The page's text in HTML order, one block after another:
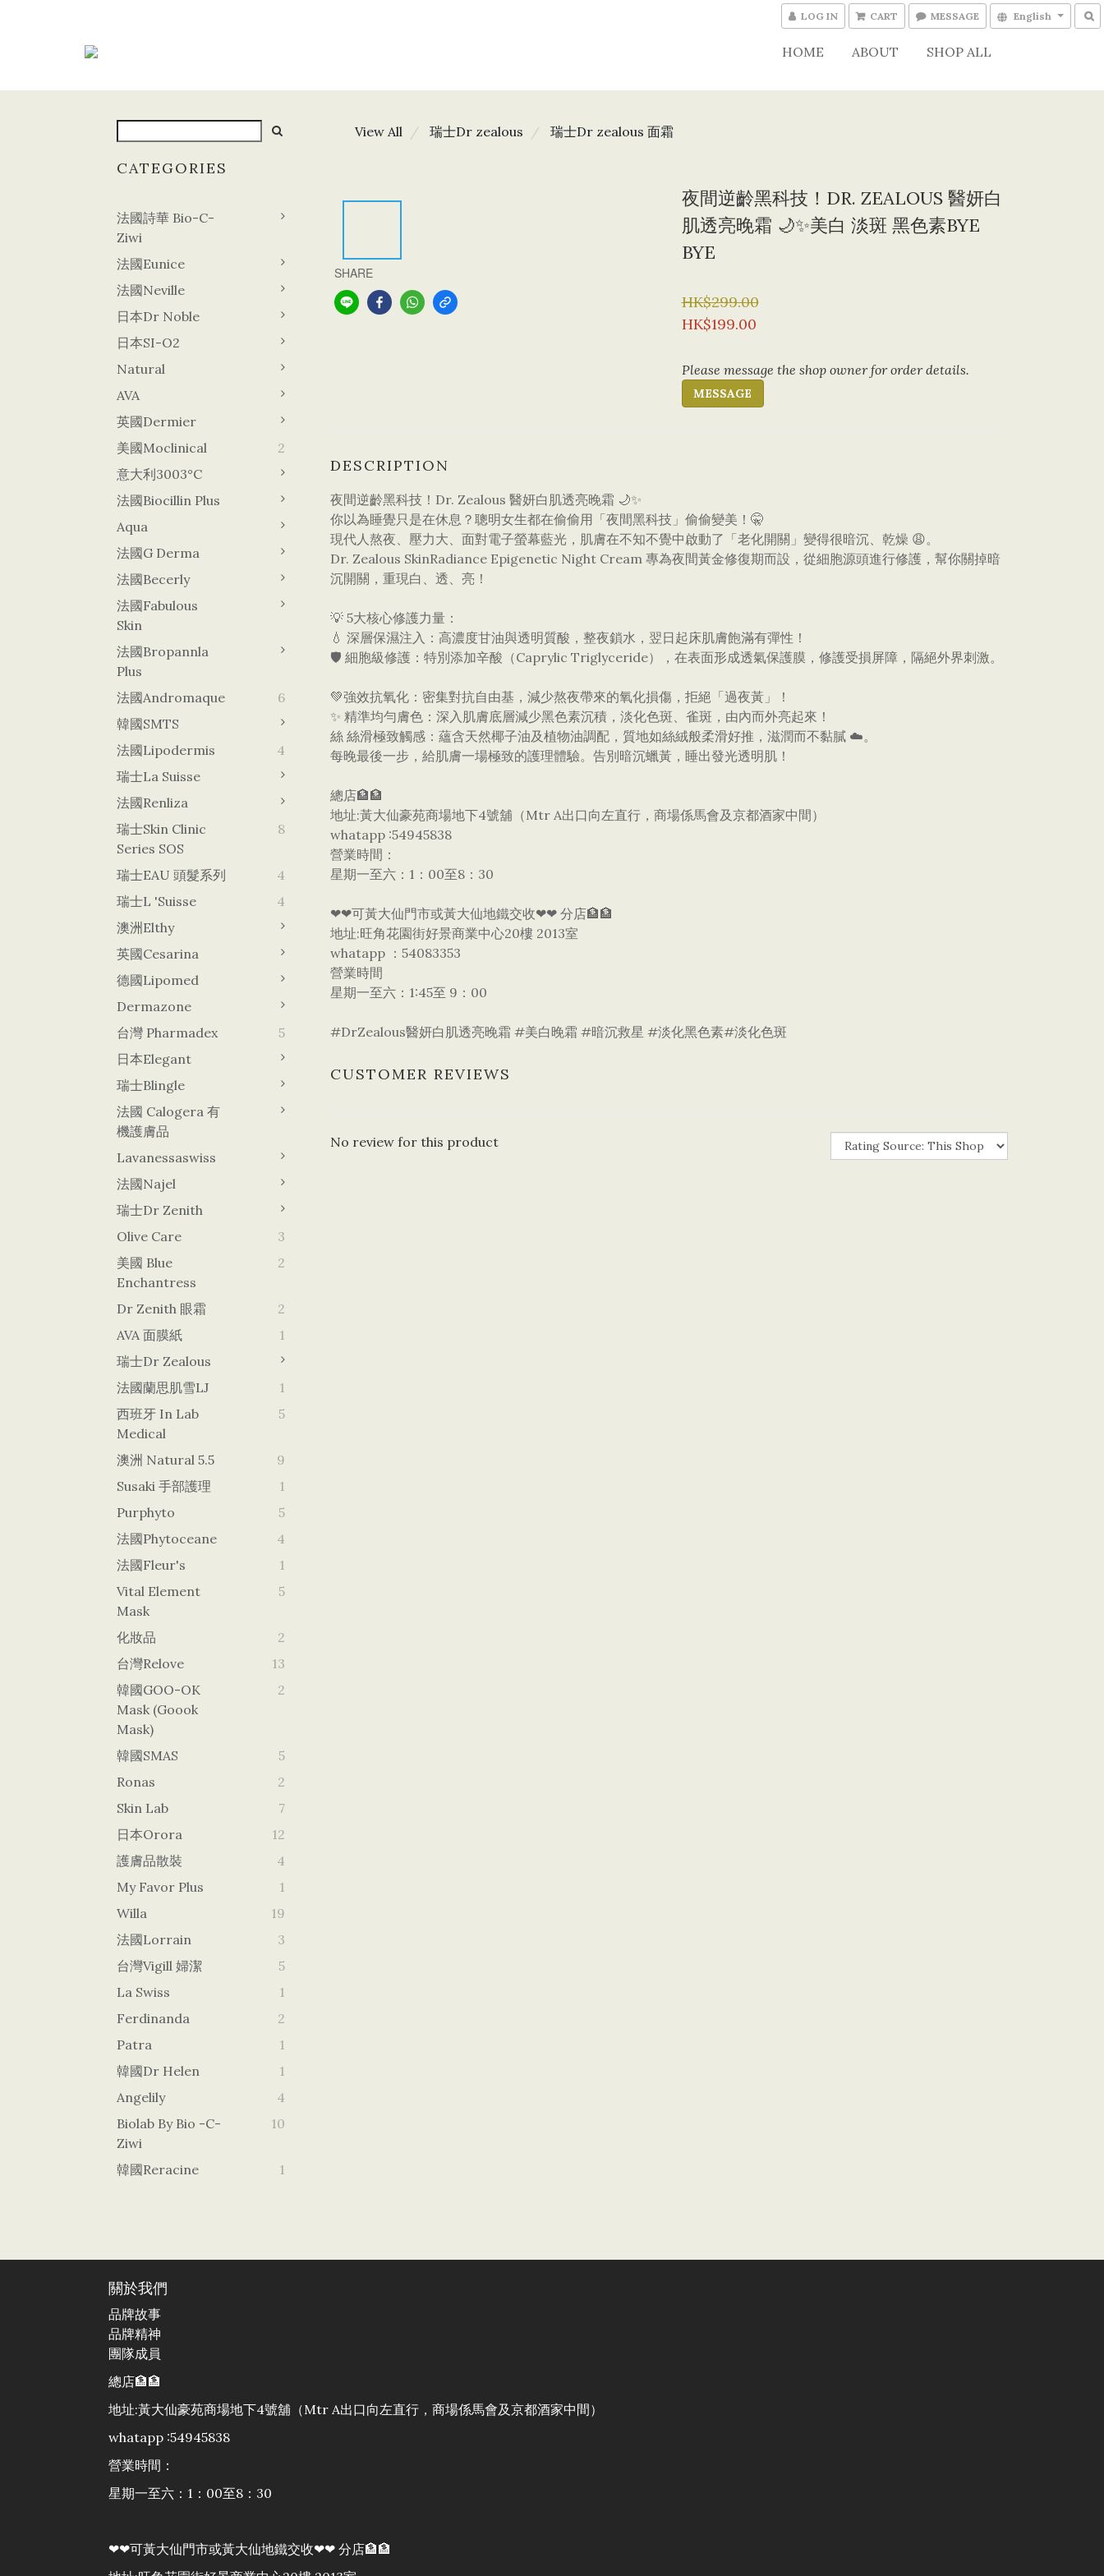
LOG IN CART MESSAGE English
HOME ABOUT SHOP ALL
CATEGORIES
法國詩華 Bio-C-
Ziwi
法國Eunice
法國Neville
日本Dr Noble
日本SI-O2
Natural
AVA
英國Dermier
美國Moclinical
2
意大利3003°C
法國Biocillin Plus
Aqua
法國G Derma
法國Becerly
法國Fabulous
Skin
法國Bropannla
Plus
法國Andromaque
6
韓國sMTS
法國Lipodermis
4
瑞士La Suisse
法國Renliza
瑞士Skin Clinic
Series SOS
8
瑞士EAU 頭髮系列
4
瑞士L 'Suisse
4
澳洲Elthy
英國Cesarina
德國lipomed
Dermazone
台灣 Pharmadex
5
日本Elegant
瑞士Blingle
法國 Calogera 有
機護膚品
Lavanessaswiss
法國Najel
瑞士Dr Zenith
Olive Care
3
美國 Blue
Enchantress
2
Dr Zenith 眼霜
2
AVA 面膜紙
1
瑞士Dr Zealous
法國蘭思肌雪LJ
1
西班牙 In Lab
Medical
5
澳洲 Natural 5.5
9
Susaki 手部護理
1
Purphyto
5
法國Phytoceane
4
法國Fleur's
1
Vital Element
Mask
5
化妝品
2
台灣Relove
13
韓國GOO-OK
Mask (goook
Mask)
2
韓國SMAS
5
Ronas
2
Skin Lab
7
日本orora
12
護膚品散裝
4
My Favor Plus
1
Willa
19
法國Lorrain
3
台灣vigill 婦潔
5
La Swiss
1
Ferdinanda
2
Patra
1
韓國dr Helen
1
Angelily
4
Biolab By Bio -c-
Ziwi
10
韓國Reracine 1
View All 瑞士Dr zealous 瑞士Dr zealous 面霜
SHARE
夜間逆齡黑科技！DR. ZEALOUS 醫妍白
肌透亮晚霜 🌙✨美白 淡斑 黑色素BYE
BYE
HK$299.00
HK$199.00
Please message the shop owner for order details.
MESSAGE
DESCRIPTION
夜間逆齡黑科技！Dr. Zealous 醫妍白肌透亮晚霜 🌙✨
​你以為睡覺只是在休息？聰明女生都在偷偷用「夜間黑科技」偷偷變美！🤫
​現代人熬夜、壓力大、面對電子螢幕藍光，肌膚在不知不覺中啟動了「老化開關」變得很暗沉、乾燥 😩。
Dr. Zealous SkinRadiance Epigenetic Night Cream 專為夜間黃金修復期而設，從細胞源頭進行修護，幫你關掉暗
沉開關，重現白、透、亮！
​💡 5大核心修護力量：
​💧 深層保濕注入：高濃度甘油與透明質酸，整夜鎖水，翌日起床肌膚飽滿有彈性！
​🛡️ 細胞級修護：特別添加辛酸（Caprylic Triglyceride），在表面形成透氣保護膜，修護受損屏障，隔絕外界刺激。
💚強效抗氧化：密集對抗自由基，減少熬夜帶來的氧化損傷，拒絕「過夜黃」！
​✨ 精準均勻膚色：深入肌膚底層減少黑色素沉積，淡化色斑、雀斑，由內而外亮起來！
​絲 絲滑極致觸感：蘊含天然椰子油及植物油調配，質地如絲絨般柔滑好推，滋潤而不黏膩 ☁️。
​每晚最後一步，給肌膚一場極致的護理體驗。告別暗沉蠟黃，睡出發光透明肌！
總店🏦🏦
地址:黃大仙豪苑商場地下4號舖（Mtr A出口向左直行，商場係馬會及京都酒家中間）
whatapp :54945838
營業時間：
星期一至六：1：00至8：30
❤❤可黃大仙門市或黃大仙地鐵交收❤❤ 分店🏦🏦
地址:旺角花園街好景商業中心20樓 2013室
whatapp ：54083353
營業時間
星期一至六：1:45至 9：00
​#DrZealous醫妍白肌透亮晚霜 #美白晚霜 #暗沉救星 #淡化黑色素#淡化色斑
CUSTOMER REVIEWS
No review for this product
關於我們
品牌故事
品牌精神
團隊成員
總店🏦🏦
地址:黃大仙豪苑商場地下4號舖（Mtr A出口向左直行，商場係馬會及京都酒家中間）
whatapp :54945838
營業時間：
星期一至六：1：00至8：30
❤❤可黃大仙門市或黃大仙地鐵交收❤❤ 分店🏦🏦